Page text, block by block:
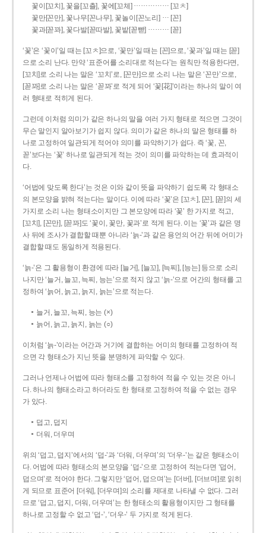
꽃이[꼬치], 꽃을[꼬츨], 꽃에[꼬체] …………… [꼬ㅊ]
꽃만[꼰만], 꽃나무[꼰나무], 꽃놀이[꼰노리] … [꼰]
꽃과[꼳꽈], 꽃다발[꼳따발], 꽃밭[꼳빧] ……… [꼳]
‘꽃’은 ‘꽃이’일 때는 [꼬ㅊ]으로, ‘꽃만’일 때는 [꼰]으로, ‘꽃과’일 때는 [꼳]
으로 소리 난다. 만약 ‘표준어를 소리대로 적는다’는 원칙만 적용한다면,
[꼬치]로 소리 나는 말은 ‘꼬치’로, [꼰만]으로 소리 나는 말은 ‘꼰만’으로,
[꼳꽈]로 소리 나는 말은 ‘꼳꽈’로 적게 되어 ‘꽃[花]’이라는 하나의 말이 여
러 형태로 적히게 된다.
그런데 이처럼 의미가 같은 하나의 말을 여러 가지 형태로 적으면 그것이
무슨 말인지 알아보기가 쉽지 않다. 의미가 같은 하나의 말은 형태를 하
나로 고정하여 일관되게 적어야 의미를 파악하기가 쉽다. 즉 ‘꽃, 꼰,
꼳’보다는 ‘꽃’ 하나로 일관되게 적는 것이 의미를 파악하는 데 효과적이
다.
‘어법에 맞도록 한다’는 것은 이와 같이 뜻을 파악하기 쉽도록 각 형태소
의 본모양을 밝혀 적는다는 말이다. 이에 따라 ‘꽃’은 [꼬ㅊ], [꼰], [꼳]의 세
가지로 소리 나는 형태소이지만 그 본모양에 따라 ‘꽃’ 한 가지로 적고,
[꼬치], [꼰만], [꼳꽈]도 ‘꽃이, 꽃만, 꽃과’로 적게 된다. 이는 ‘꽃’과 같은 명
사 뒤에 조사가 결합할 때뿐 아니라 ‘늙-’과 같은 용언의 어간 뒤에 어미가
결합할 때도 동일하게 적용된다.
‘늙-’은 그 활용형이 환경에 따라 [늘거], [늘꼬], [늑찌], [능는] 등으로 소리
나지만 ‘늘거, 늘꼬, 늑찌, 능는’으로 적지 않고 ‘늙-’으로 어간의 형태를 고
정하여 ‘늙어, 늙고, 늙지, 늙는’으로 적는다.
늘거, 늘꼬, 늑찌, 능는 (×)
늙어, 늙고, 늙지, 늙는 (○)
이처럼 ‘늙-­’이라는 어간과 거기에 결합하는 어미의 형태를 고정하여 적
으면 각 형태소가 지닌 뜻을 분명하게 파악할 수 있다.
그러나 언제나 어법에 따라 형태소를 고정하여 적을 수 있는 것은 아니
다. 하나의 형태소라고 하더라도 한 형태로 고정하여 적을 수 없는 경우
가 있다.
덥고, 덥지
더워, 더우며
위의 ‘덥고, 덥지’에서의 ‘덥-­’과 ‘더워, 더우며’의 ‘더우-­’는 같은 형태소이
다. 어법에 따라 형태소의 본모양을 ‘덥-­’으로 고정하여 적는다면 ‘덥어,
덥으며’로 적어야 한다. 그렇지만 ‘덥어, 덥으며’는 [더버], [더브며]로 읽히
게 되므로 표준어 [더워], [더우며]의 소리를 제대로 나타낼 수 없다. 그러
므로 ‘덥고, 덥지, 더워, 더우며’는 한 형태소의 활용형이지만 그 형태를
하나로 고정할 수 없고 ‘덥-’, ‘더우-’ 두 가지로 적게 된다.